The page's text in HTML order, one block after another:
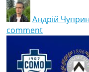
Андрій Чуприн
comment